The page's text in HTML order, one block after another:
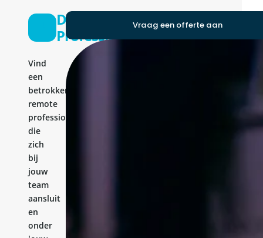
Drupal
Professional
Vind
een
betrokken
remote
professional
die
zich
bij
jouw
team
aansluit
en
onder
Vraag een offerte aan